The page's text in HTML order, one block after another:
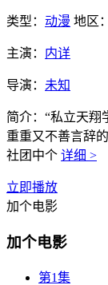
类型： 动漫 地区：
主演： 内详
导演： 未知
简介： “私立天翔
重重又不善言辞
社团中个 详细 >
立即播放
加个电影
加个电影
第1集